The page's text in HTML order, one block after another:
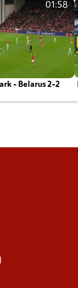
01:58
- Belarus 2-2